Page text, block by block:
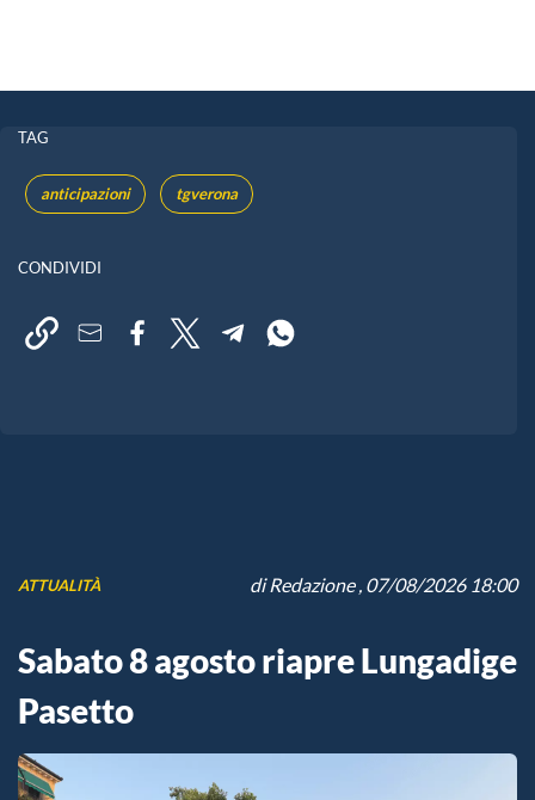
TAG
anticipazioni tgverona
CONDIVIDI
ATTUALITÀ diRedazione, 07/08/2026 18:00
Sabato 8 agosto riapre Lungadige
Pasetto